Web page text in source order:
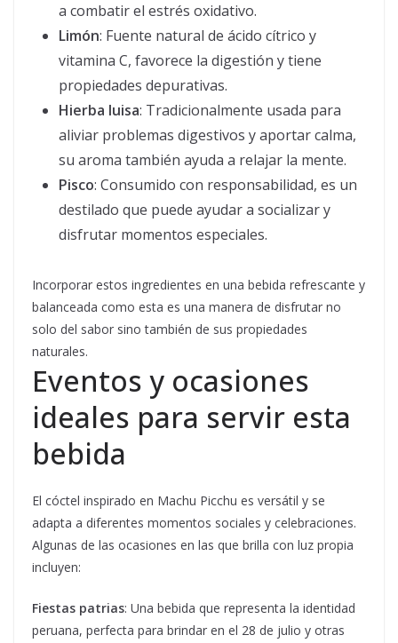
a combatir el estrés oxidativo.
Limón: Fuente natural de ácido cítrico y
vitamina C, favorece la digestión y tiene
propiedades depurativas.
Hierba luisa: Tradicionalmente usada para
aliviar problemas digestivos y aportar calma,
su aroma también ayuda a relajar la mente.
Pisco: Consumido con responsabilidad, es un
destilado que puede ayudar a socializar y
disfrutar momentos especiales.
Incorporar estos ingredientes en una bebida refrescante y
balanceada como esta es una manera de disfrutar no
solo del sabor sino también de sus propiedades
naturales.
Eventos y ocasiones
ideales para servir esta
bebida
El cóctel inspirado en Machu Picchu es versátil y se
adapta a diferentes momentos sociales y celebraciones.
Algunas de las ocasiones en las que brilla con luz propia
incluyen:
Fiestas patrias: Una bebida que representa la identidad
peruana, perfecta para brindar en el 28 de julio y otras